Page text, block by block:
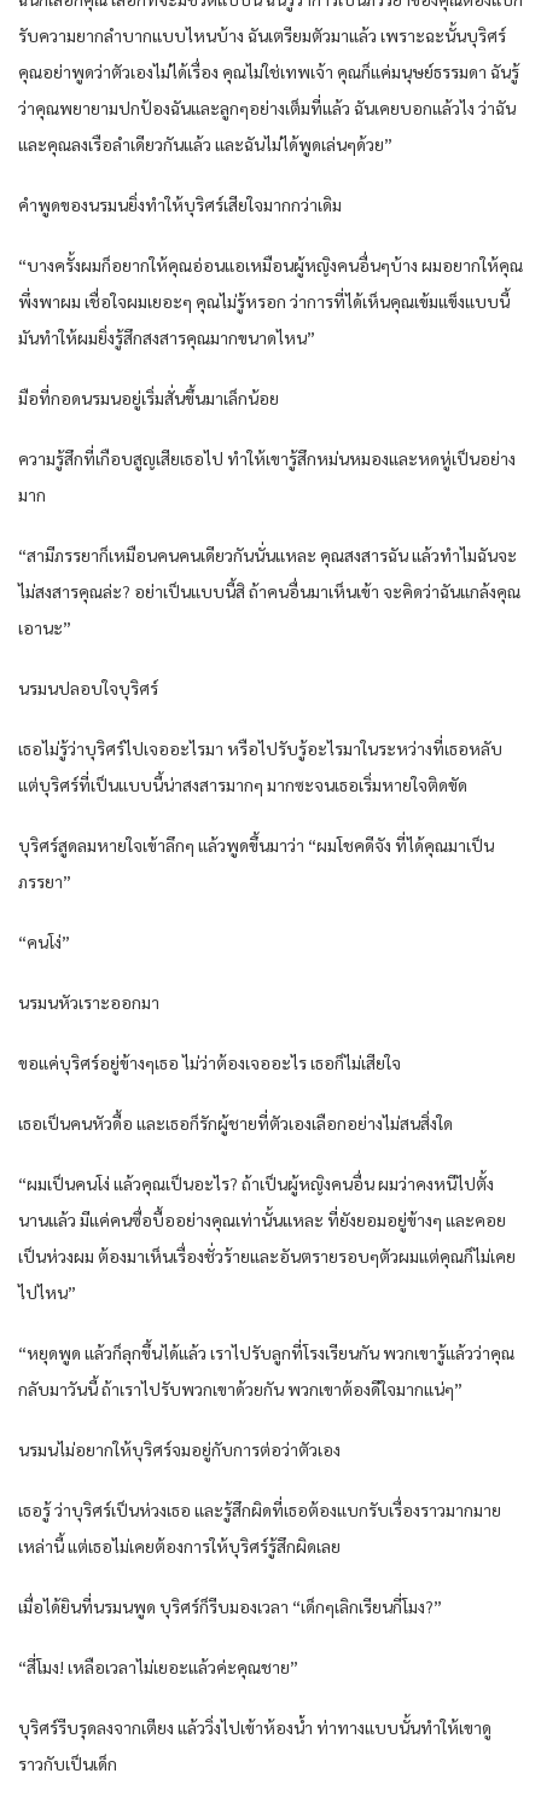
รับความยากลำบากแบบไหนบ้าง ฉันเตรียมตัวมาแล้ว เพราะฉะนั้นบุริศร์
คุณอย่าพูดว่าตัวเองไม่ได้เรื่อง คุณไม่ใช่เทพเจ้า คุณก็แค่มนุษย์ธรรมดา ฉันรู้
ว่าคุณพยายามปกป้องฉันและลูกๆอย่างเต็มที่แล้ว ฉันเคยบอกแล้วไง ว่าฉัน
และคุณลงเรือลำเดียวกันแล้ว และฉันไม่ได้พูดเล่นๆด้วย”
คำพูดของนรมนยิ่งทำให้บุริศร์เสียใจมากกว่าเดิม
“บางครั้งผมก็อยากให้คุณอ่อนแอเหมือนผู้หญิงคนอื่นๆบ้าง ผมอยากให้คุณ
พึ่งพาผม เชื่อใจผมเยอะๆ คุณไม่รู้หรอก ว่าการที่ได้เห็นคุณเข้มแข็งแบบนี้
มันทำให้ผมยิ่งรู้สึกสงสารคุณมากขนาดไหน”
มือที่กอดนรมนอยู่เริ่มสั่นขึ้นมาเล็กน้อย
ความรู้สึกที่เกือบสูญเสียเธอไป ทำให้เขารู้สึกหม่นหมองและหดหู่เป็นอย่าง
มาก
“สามีภรรยาก็เหมือนคนคนเดียวกันนั่นแหละ คุณสงสารฉัน แล้วทำไมฉันจะ
ไม่สงสารคุณล่ะ? อย่าเป็นแบบนี้สิ ถ้าคนอื่นมาเห็นเข้า จะคิดว่าฉันแกล้งคุณ
เอานะ”
นรมนปลอบใจบุริศร์
เธอไม่รู้ว่าบุริศร์ไปเจออะไรมา หรือไปรับรู้อะไรมาในระหว่างที่เธอหลับ
แต่บุริศร์ที่เป็นแบบนี้น่าสงสารมากๆ มากซะจนเธอเริ่มหายใจติดขัด
บุริศร์สูดลมหายใจเข้าลึกๆ แล้วพูดขึ้นมาว่า “ผมโชคดีจัง ที่ได้คุณมาเป็น
ภรรยา”
“คนโง่”
นรมนหัวเราะออกมา
ขอแค่บุริศร์อยู่ข้างๆเธอ ไม่ว่าต้องเจออะไร เธอก็ไม่เสียใจ
เธอเป็นคนหัวดื้อ และเธอก็รักผู้ชายที่ตัวเองเลือกอย่างไม่สนสิ่งใด
“ผมเป็นคนโง่ แล้วคุณเป็นอะไร? ถ้าเป็นผู้หญิงคนอื่น ผมว่าคงหนีไปตั้ง
นานแล้ว มีแค่คนซื่อบื้ออย่างคุณเท่านั้นแหละ ที่ยังยอมอยู่ข้างๆ และคอย
เป็นห่วงผม ต้องมาเห็นเรื่องชั่วร้ายและอันตรายรอบๆตัวผมแต่คุณก็ไม่เคย
ไปไหน”
“หยุดพูด แล้วก็ลุกขึ้นได้แล้ว เราไปรับลูกที่โรงเรียนกัน พวกเขารู้แล้วว่าคุณ
กลับมาวันนี้ ถ้าเราไปรับพวกเขาด้วยกัน พวกเขาต้องดีใจมากแน่ๆ”
นรมนไม่อยากให้บุริศร์จมอยู่กับการต่อว่าตัวเอง
เธอรู้ ว่าบุริศร์เป็นห่วงเธอ และรู้สึกผิดที่เธอต้องแบกรับเรื่องราวมากมาย
เหล่านี้ แต่เธอไม่เคยต้องการให้บุริศร์รู้สึกผิดเลย
เมื่อได้ยินที่นรมนพูด บุริศร์ก็รีบมองเวลา “เด็กๆเลิกเรียนกี่โมง?”
“สี่โมง! เหลือเวลาไม่เยอะแล้วค่ะคุณชาย”
บุริศร์รีบรุดลงจากเตียง แล้ววิ่งไปเข้าห้องน้ำ ท่าทางแบบนั้นทำให้เขาดู
ราวกับเป็นเด็ก